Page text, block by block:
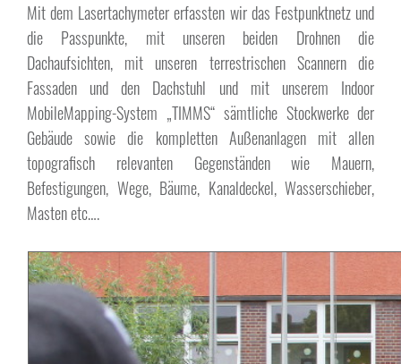
Mit dem Lasertachymeter erfassten wir das Festpunktnetz und
die Passpunkte, mit unseren beiden Drohnen die
Dachaufsichten, mit unseren terrestrischen Scannern die
Fassaden und den Dachstuhl und mit unserem Indoor
MobileMapping-System „TIMMS“ sämtliche Stockwerke der
Gebäude sowie die kompletten Außenanlagen mit allen
topografisch relevanten Gegenständen wie Mauern,
Befestigungen, Wege, Bäume, Kanaldeckel, Wasserschieber,
Masten etc….